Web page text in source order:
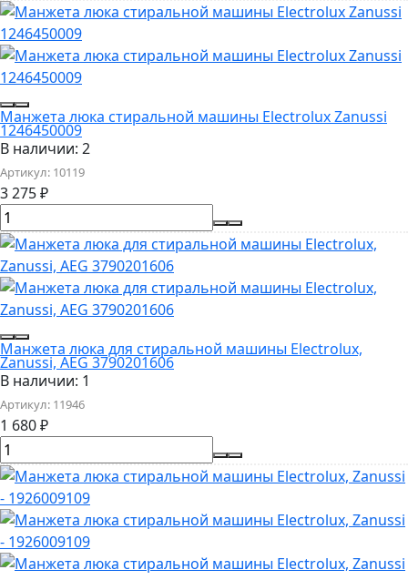
Манжета люка стиральной машины Electrolux Zanussi
1246450009
В наличии: 2
Артикул: 10119
3 275₽
Манжета люка для стиральной машины Electrolux,
Zanussi, AEG 3790201606
В наличии: 1
Артикул: 11946
1 680₽